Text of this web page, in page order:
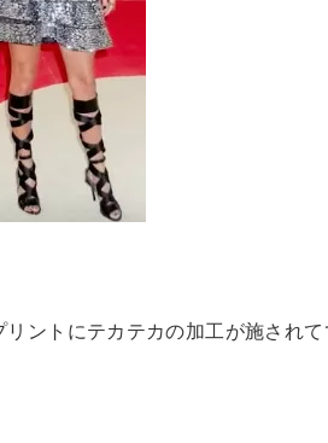
ントにテカテカの加工が施されて